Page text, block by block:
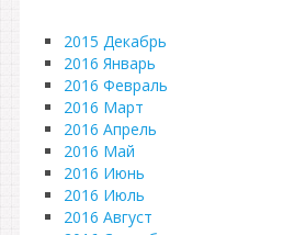
2015 Декабрь
2016 Январь
2016 Февраль
2016 Март
2016 Апрель
2016 Май
2016 Июнь
2016 Июль
2016 Август